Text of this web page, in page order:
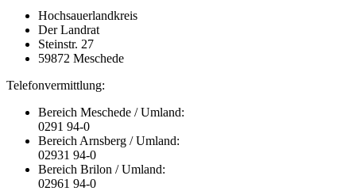
Hochsauerlandkreis
Der Landrat
Steinstr. 27
59872 Meschede
Telefonvermittlung:
Bereich Meschede / Umland:
0291 94-0
Bereich Arnsberg / Umland:
02931 94-0
Bereich Brilon / Umland:
02961 94-0